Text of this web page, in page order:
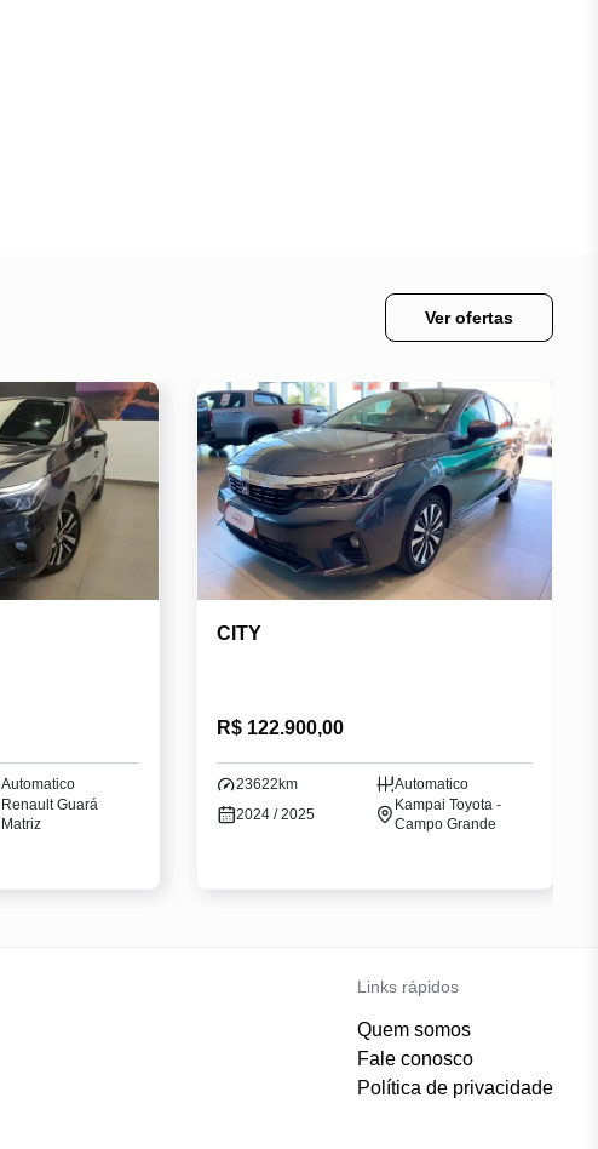
Ver ofertas
Automatico
Renault Guará
Matriz
CITY
R$ 122.900,00
23622km
Automatico
2024 / 2025
Kampai Toyota -
Campo Grande
Links rápidos
Quem somos
Fale conosco
Política de privacidade